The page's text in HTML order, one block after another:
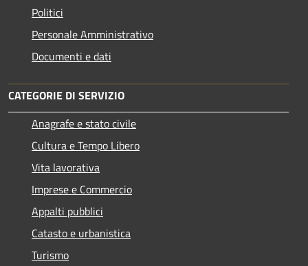
Politici
Personale Amministrativo
Documenti e dati
CATEGORIE DI SERVIZIO
Anagrafe e stato civile
Cultura e Tempo Libero
Vita lavorativa
Imprese e Commercio
Appalti pubblici
Catasto e urbanistica
Turismo